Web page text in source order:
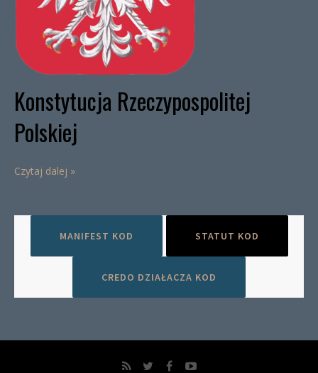
Konstytucja Rzeczypospolitej
Polskiej
Czytaj dalej »
MANIFEST KOD STATUT KOD
CREDO DZIAŁACZA KOD